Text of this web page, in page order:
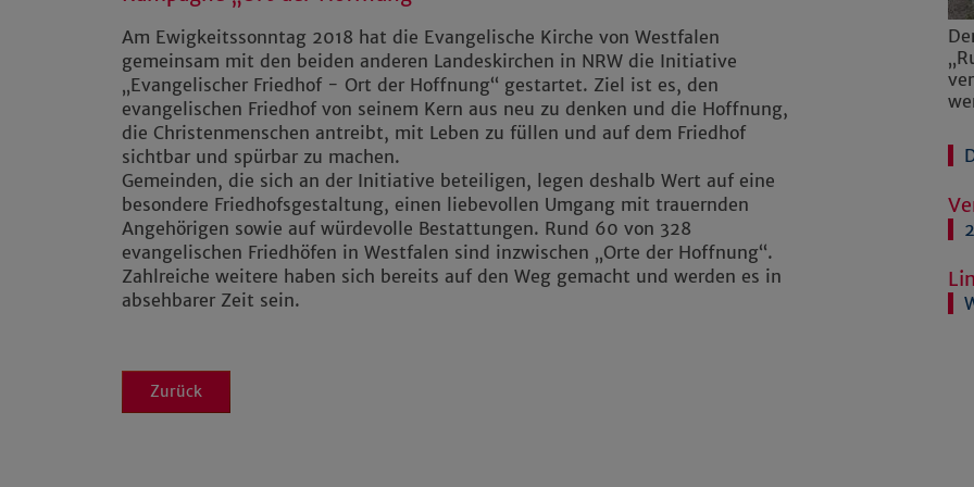
Am Ewigkeitssonntag 2018 hat die Evangelische Kirche von Westfalen
gemeinsam mit den beiden anderen Landeskirchen in NRW die Initiative
„Evangelischer Friedhof - Ort der Hoffnung“ gestartet. Ziel ist es, den
evangelischen Friedhof von seinem Kern aus neu zu denken und die Hoffnung,
die Christenmenschen antreibt, mit Leben zu füllen und auf dem Friedhof
sichtbar und spürbar zu machen.
Gemeinden, die sich an der Initiative beteiligen, legen deshalb Wert auf eine
besondere Friedhofsgestaltung, einen liebevollen Umgang mit trauernden
Angehörigen sowie auf würdevolle Bestattungen. Rund 60 von 328
evangelischen Friedhöfen in Westfalen sind inzwischen „Orte der Hoffnung“.
Zahlreiche weitere haben sich bereits auf den Weg gemacht und werden es in
absehbarer Zeit sein.
Zurück